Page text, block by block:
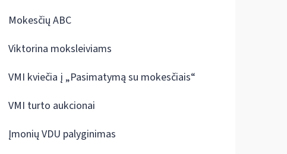
Mokesčių ABC
Viktorina moksleiviams
VMI kviečia į „Pasimatymą su mokesčiais“
VMI turto aukcionai
Įmonių VDU palyginimas